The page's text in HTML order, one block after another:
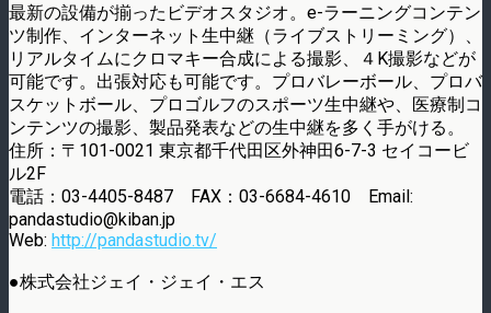
最新の設備が揃ったビデオスタジオ。e-ラーニングコンテン
ツ制作、インターネット生中継（ライブストリーミング）、
リアルタイムにクロマキー合成による撮影、４K撮影などが
可能です。出張対応も可能です。プロバレーボール、プロバ
スケットボール、プロゴルフのスポーツ生中継や、医療制コ
ンテンツの撮影、製品発表などの生中継を多く手がける。
住所：〒101-0021 東京都千代田区外神田6-7-3 セイコービ
ル2F
電話：03-4405-8487 FAX：03-6684-4610 Email:
pandastudio@kiban.jp
Web: http://pandastudio.tv/
●株式会社ジェイ・ジェイ・エス